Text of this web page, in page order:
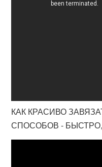
КАК КРАСИВО
СПОСОБОВ -